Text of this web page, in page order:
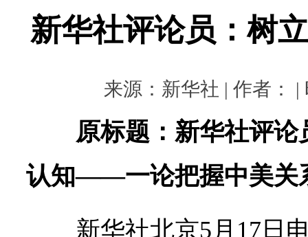
新华社评论员：树
来源：新华社 | 作者： |
原标题：新华社评
认知——一论把握中美关
新华社北京5月17日